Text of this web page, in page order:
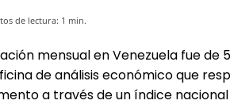
de lectura: 1 min.
mensual en Venezuela fue de
de análisis económico que
a través de un índice